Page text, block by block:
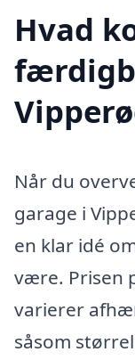
Hvad
Når du
garage i
en klar idé
være. Prisen
varierer
såsom